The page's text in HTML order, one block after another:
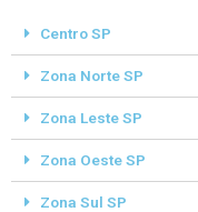
Centro SP
Zona Norte SP
Zona Leste SP
Zona Oeste SP
Zona Sul SP